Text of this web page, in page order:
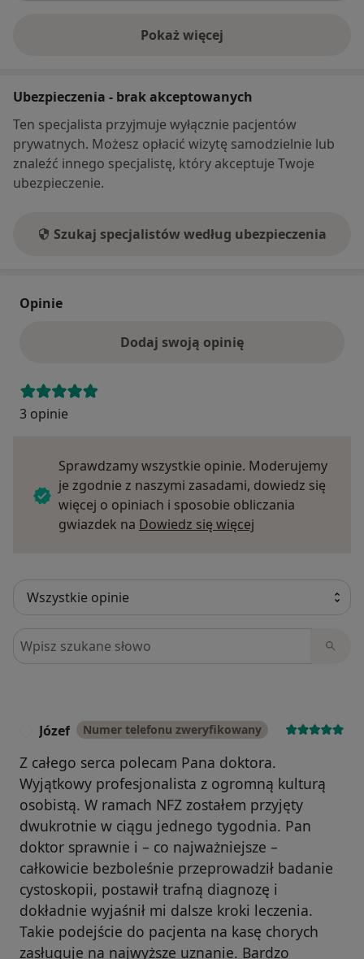
Pokaż więcej
o adresie
Ubezpieczenia - brak akceptowanych
Ten specjalista przyjmuje wyłącznie pacjentów
prywatnych. Możesz opłacić wizytę samodzielnie lub
znaleźć innego specjalistę, który akceptuje Twoje
ubezpieczenie.
Szukaj specjalistów według ubezpieczenia
Opinie
Dodaj swoją opinię
3 opinie
Sprawdzamy wszystkie opinie. Moderujemy
je zgodnie z naszymi zasadami, dowiedz się
więcej o opiniach i sposobie obliczania
gwiazdek na Dowiedz się więcej
Szukaj w opiniach
Józef Numer telefonu zweryfikowany
Z całego serca polecam Pana doktora.
Wyjątkowy profesjonalista z ogromną kulturą
osobistą. W ramach NFZ zostałem przyjęty
dwukrotnie w ciągu jednego tygodnia. Pan
doktor sprawnie i – co najważniejsze –
całkowicie bezboleśnie przeprowadził badanie
cystoskopii, postawił trafną diagnozę i
dokładnie wyjaśnił mi dalsze kroki leczenia.
Takie podejście do pacjenta na kasę chorych
zasługuje na najwyższe uznanie. Bardzo